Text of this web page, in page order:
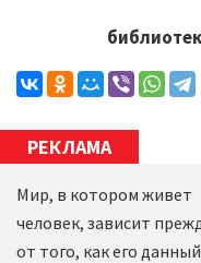
РЕКЛАМА
Мир, в котором живет
человек, зависит
от того, как его данный